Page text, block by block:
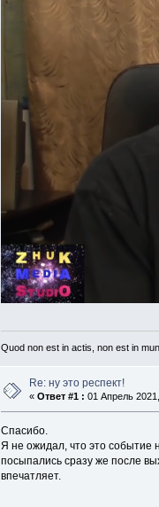
Quod non est in actis, non est in
Re: ну это респект!
« Ответ #1 : 01 Апрель
Спасибо.
Я не ожидал, что это событие
посыпались сразу же после
впечатляет.